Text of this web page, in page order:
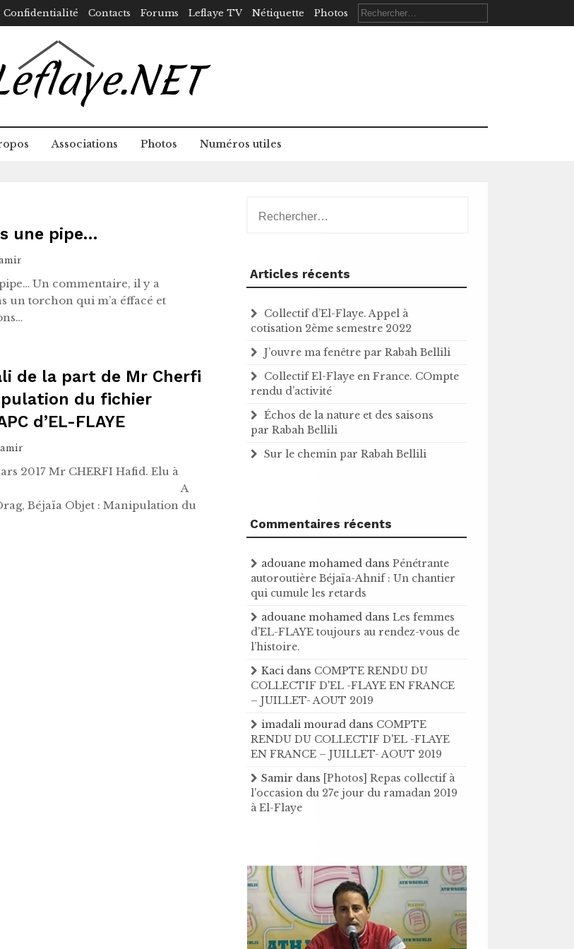
Confidentialité Contacts Forums Leflaye TV Nétiquette Photos Rechercher :
Associations Photos Numéros utiles
une pipe…
pipe… Un commentaire, il y a
un torchon qui m’a éffacé et
de la part de Mr Cherfi
du fichier
d’EL-FLAYE
2017 Mr CHERFI Hafid. Elu à
FLAYE A
Béjaïa Objet : Manipulation du
Articles récents
Collectif d’El-Flaye. Appel à
cotisation 2ème semestre 2022
J’ouvre ma fenêtre par Rabah Bellili
Collectif El-Flaye en France. COmpte
rendu d’activité
Échos de la nature et des saisons
par Rabah Bellili
Sur le chemin par Rabah Bellili
Commentaires récents
adouane mohamed dansPénétrante
autoroutière Béjaïa-Ahnif : Un chantier
qui cumule les retards
adouane mohamed dansLes femmes
d’EL-FLAYE toujours au rendez-vous de
l’histoire .
Kaci dans COMPTE RENDU DU
COLLECTIF D'EL -FLAYE EN FRANCE
– JUILLET- AOUT 2019
imadali mourad dans COMPTE
RENDU DU COLLECTIF D'EL -FLAYE
EN FRANCE – JUILLET- AOUT 2019
Samir dans [Photos] Repas collectif à
l'occasion du 27e jour du ramadan 2019
à El-Flaye